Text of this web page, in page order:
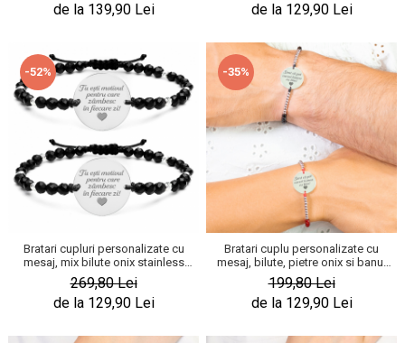
de la 139,90 Lei
de la 129,90 Lei
-52%
Bratari cupluri personalizate cu
mesaj, mix bilute onix stainless
steel
269,80 Lei
de la 129,90 Lei
-35%
Bratari cuplu personalizate cu
mesaj, bilute, pietre onix si banut
stainless steel
199,80 Lei
de la 129,90 Lei